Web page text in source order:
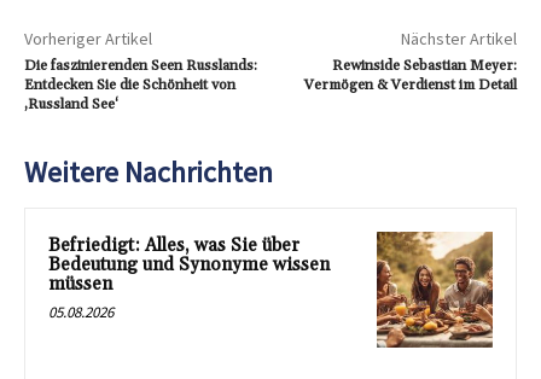
Vorheriger Artikel
Die faszinierenden Seen Russlands:
Entdecken Sie die Schönheit von
‚Russland See‘
Nächster Artikel
Rewinside Sebastian Meyer:
Vermögen & Verdienst im Detail
Weitere Nachrichten
Befriedigt: Alles, was Sie über
Bedeutung und Synonyme wissen
müssen
05.08.2026